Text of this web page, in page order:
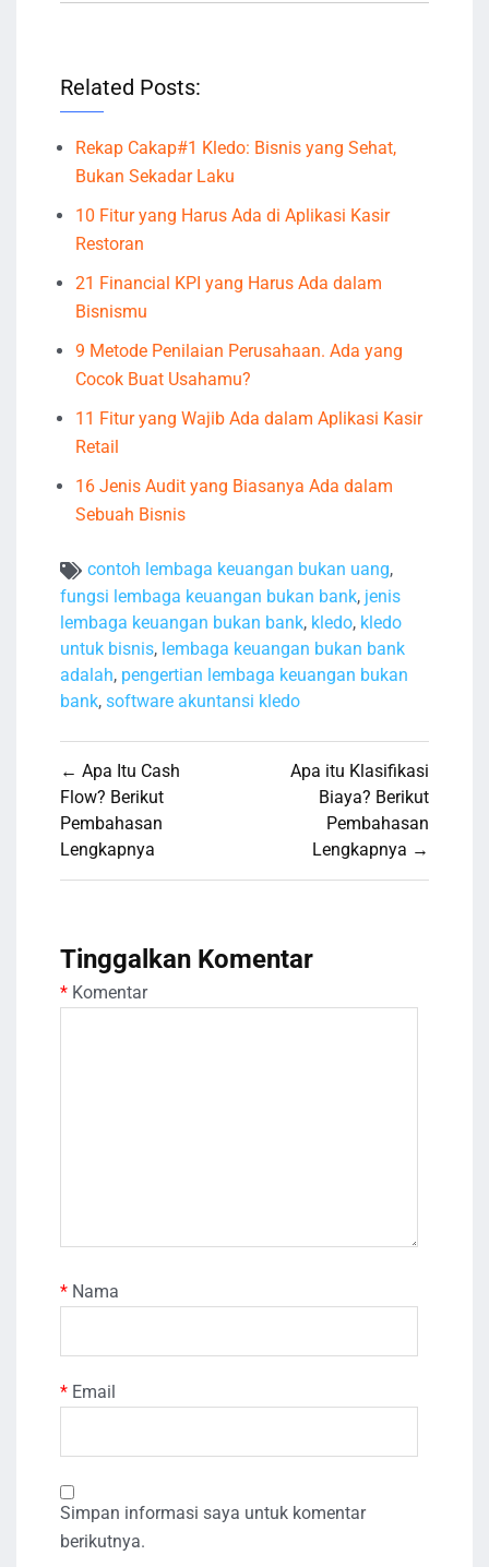
Related Posts:
Rekap Cakap#1 Kledo: Bisnis yang Sehat,
Bukan Sekadar Laku
10 Fitur yang Harus Ada di Aplikasi Kasir
Restoran
21 Financial KPI yang Harus Ada dalam
Bisnismu
9 Metode Penilaian Perusahaan. Ada yang
Cocok Buat Usahamu?
11 Fitur yang Wajib Ada dalam Aplikasi Kasir
Retail
16 Jenis Audit yang Biasanya Ada dalam
Sebuah Bisnis
contoh lembaga keuangan bukan uang,
fungsi lembaga keuangan bukan bank, jenis
lembaga keuangan bukan bank, kledo, kledo
untuk bisnis, lembaga keuangan bukan bank
adalah, pengertian lembaga keuangan bukan
bank, software akuntansi kledo
Navigasi
pos
← Apa Itu Cash
Flow? Berikut
Pembahasan
Lengkapnya
Apa itu Klasifikasi
Biaya? Berikut
Pembahasan
Lengkapnya →
Tinggalkan Komentar
* Komentar
* Nama
* Email
Simpan informasi saya untuk komentar
berikutnya.